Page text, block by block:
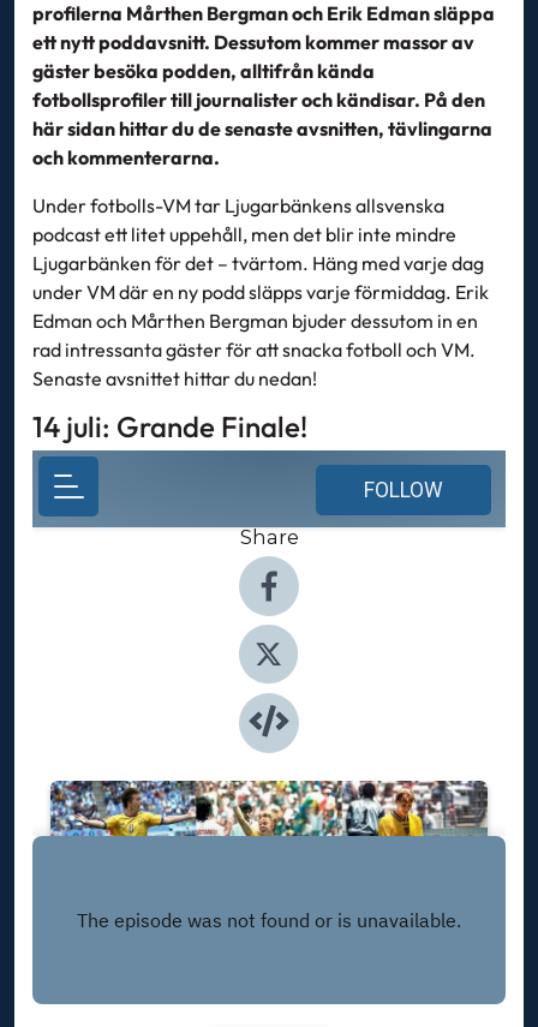
profilerna Mårthen Bergman och Erik Edman släppa
ett nytt poddavsnitt. Dessutom kommer massor av
gäster besöka podden, alltifrån kända
fotbollsprofiler till journalister och kändisar. På den
här sidan hittar du de senaste avsnitten, tävlingarna
och kommenterarna.
Under fotbolls-VM tar Ljugarbänkens allsvenska
podcast ett litet uppehåll, men det blir inte mindre
Ljugarbänken för det – tvärtom. Häng med varje dag
under VM där en ny podd släpps varje förmiddag. Erik
Edman och Mårthen Bergman bjuder dessutom in en
rad intressanta gäster för att snacka fotboll och VM.
Senaste avsnittet hittar du nedan!
14 juli: Grande Finale!